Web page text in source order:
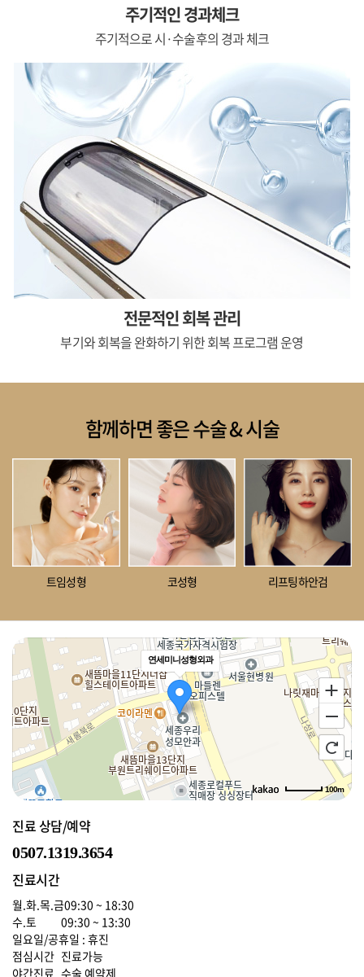
주기적인 경과체크
주기적으로시·수술후의 경과 체크
전문적인 회복 관리
부기와 회복을 완화하기 위한회복 프로그램 운영
함께하면 좋은 수술 & 시술
트임성형 코성형 리프팅하안검
연세미니성형외과
100m
진료 상담/예약
0507.1319.3654
진료시간
월.화.목.금09:30 ~ 18:30
수.토
09:30 ~ 13:30
일요일/공휴일 : 휴진
점심시간 진료가능
야간진료 수술 예약제